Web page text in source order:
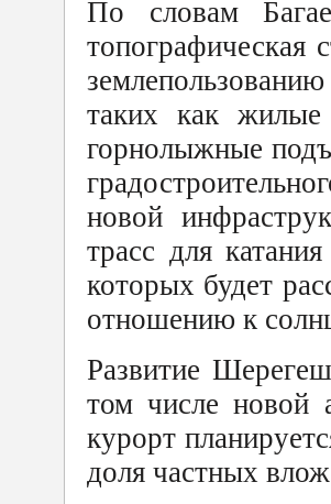
По словам
топографическая
таких как жилые
горнолыжные
новой
трасс для
которых будет
отношению к
Развитие
том числе новой
курорт
доля частных